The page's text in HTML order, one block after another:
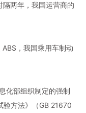
两年，我国运营商的
，我国乘用车制动
化部组织制定的强制
验方法》（GB 21670